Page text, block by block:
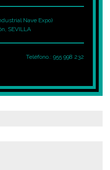
Nave Expo)
SEVILLA
Teléfono.: 955 998 232